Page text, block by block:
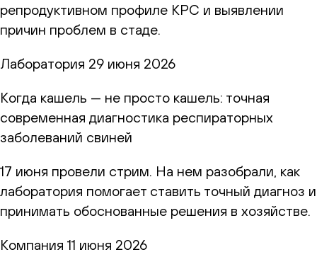
репродуктивном профиле КРС и выявлении
причин проблем в стаде.
Лаборатория 29 июня 2026
Когда кашель — не просто кашель: точная
современная диагностика респираторных
заболеваний свиней
17 июня провели стрим. На нем разобрали, как
лаборатория помогает ставить точный диагноз и
принимать обоснованные решения в хозяйстве.
Компания 11 июня 2026